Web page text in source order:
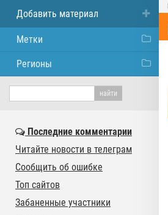
Добавить материал
Метки
Регионы
Последние комментарии
Читайте новости в телеграм
Сообщить об ошибке
Топ сайтов
Забаненные участники